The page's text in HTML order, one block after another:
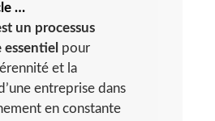
…
un processus
pour
et la
entreprise dans
en constante